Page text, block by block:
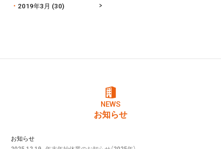
2019年3月 (30)
NEWS
お知らせ
お知らせ